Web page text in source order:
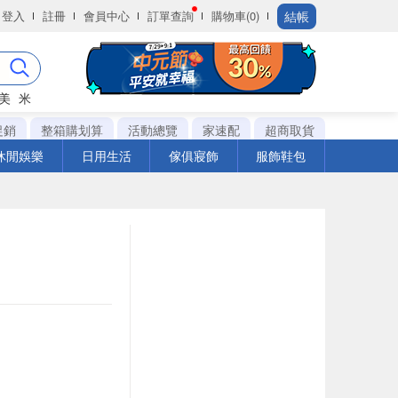
登入 註冊 會員中心 訂單查詢 購物車(0) 結帳
米
銷
整箱購划算 活動總覽 家速配
超商取貨
閒娛樂
日用生活 傢俱寢飾 服飾鞋包